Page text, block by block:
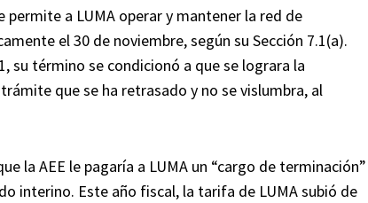
a LUMA operar y mantener la red de
el 30 de noviembre, según su Sección 7.1(a).
su término se condicionó a que se lograra la
que se ha retrasado y no se vislumbra, al
la AEE le pagaría a LUMA un “cargo de terminación”
interino. Este año fiscal, la tarifa de LUMA subió de